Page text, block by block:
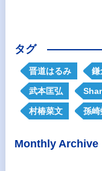
タグ
晋道はるみ 鎌
武本匡弘
村椿菜文 孫崎
Monthly Archive